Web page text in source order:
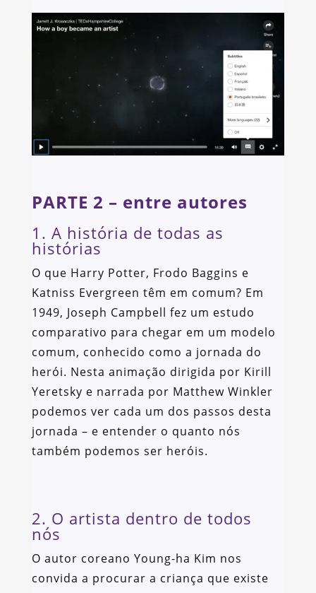
PARTE 2 – entre autores
1. A história de todas as
histórias
O que Harry Potter, Frodo Baggins e
Katniss Evergreen têm em comum? Em
1949, Joseph Campbell fez um estudo
comparativo para chegar em um modelo
comum, conhecido como a jornada do
herói. Nesta animação dirigida por Kirill
Yeretsky e narrada por Matthew Winkler
podemos ver cada um dos passos desta
jornada – e entender o quanto nós
também podemos ser heróis.
2. O artista dentro de todos
nós
O autor coreano Young-ha Kim nos
convida a procurar a criança que existe